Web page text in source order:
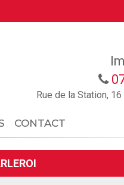
Rue de la Station,
CONTACT